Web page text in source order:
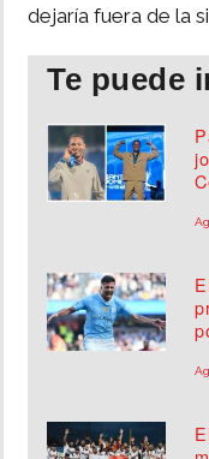
dejaría fuera de la
Te puede